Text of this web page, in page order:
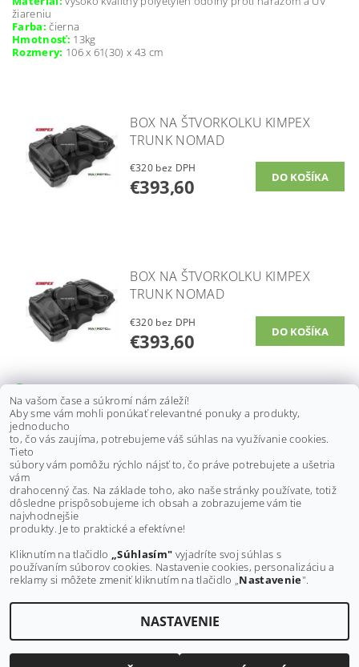
žiareniu
Farba: čierna
Hmotnosť: 13kg
Rozmery: 106 x 61(30) x 43 cm
BOX NA ŠTVORKOLKU KIMPEX
TRUNK NOMAD
€320 bez DPH
€393,60
BOX NA ŠTVORKOLKU KIMPEX
TRUNK NOMAD
€320 bez DPH
€393,60
P Peter
17.2.2025 20:39
Zdravím bude ten box pasovať na yamaha Kodiak 450eps 2023?
ODPOVEDAŤ
2026 ©MAXMOTO.SK, všetky práva vyhradenéUpraviť nastavenie cookies
Na vašom čase a súkromí nám záleží!
Aby sme vám mohli ponúkať relevantné ponuky a produkty,
jednoducho
to, čo vás zaujíma, potrebujeme váš súhlas na využívanie cookies.
Tieto
súbory vám pomôžu rýchlo nájsť to, čo práve potrebujete a ušetria
vám
drahocenný čas. Na základe toho, ako naše stránky používate, totiž
dôsledne prispôsobujeme ich obsah a zobrazujeme vám tie
najvhodnejšie
produkty. Je to praktické a efektívne!
Kliknutím na tlačidlo „Súhlasím" vyjadríte svoj súhlas s
používaním súborov cookies. Nastavenie cookies, personalizáciu a
reklamy si môžete zmeniť kliknutím na tlačidlo „Nastavenie".
NASTAVENIE